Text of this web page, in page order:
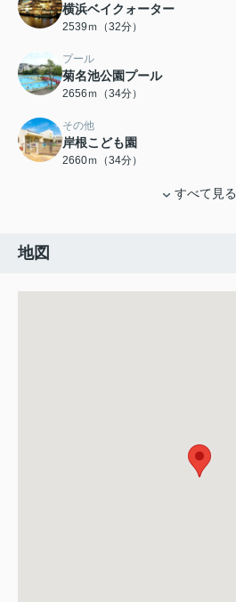
横浜ベイクォーター
2539ｍ（32分）
プール
菊名池公園プール
2656ｍ（34分）
その他
岸根こども園
2660ｍ（34分）
すべて見る
地図